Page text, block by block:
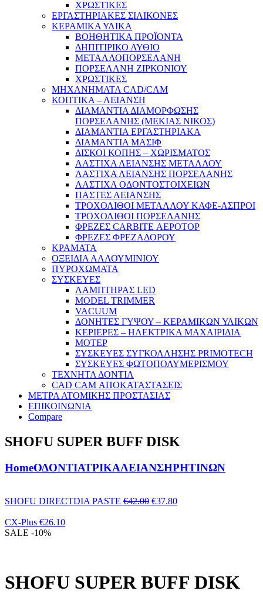
ΧΡΩΣΤΙΚΕΣ
ΕΡΓΑΣΤΗΡΙΑΚΕΣ ΣΙΛΙΚΟΝΕΣ
ΚΕΡΑΜΙΚΑ ΥΛΙΚΑ
ΒΟΗΘΗΤΙΚΑ ΠΡΟΪΟΝΤΑ
ΔΗΠΙΤΙΡΙΚΟ ΛΥΘΙΟ
ΜΕΤΑΛΛΟΠΟΡΣΕΛΑΝΗ
ΠΟΡΣΕΛΑΝΗ ΖΙΡΚΟΝΙΟΥ
ΧΡΩΣΤΙΚΕΣ
ΜΗΧΑΝΗΜΑΤΑ CAD/CAM
ΚΟΠΤΙΚΑ – ΛΕΙΑΝΣΗ
ΔΙΑΜΑΝΤΙΑ ΔΙΑΜΟΡΦΩΣΗΣ
ΠΟΡΣΕΛΑΝΗΣ (ΜΕΚΙΑΣ ΝΙΚΟΣ)
ΔΙΑΜΑΝΤΙΑ ΕΡΓΑΣΤΗΡΙΑΚΑ
ΔΙΑΜΑΝΤΙΑ ΜΑΣΙΦ
ΔΙΣΚΟΙ ΚΟΠΗΣ – ΧΩΡΙΣΜΑΤΟΣ
ΛΑΣΤΙΧΑ ΛΕΙΑΝΣΗΣ ΜΕΤΑΛΛΟΥ
ΛΑΣΤΙΧΑ ΛΕΙΑΝΣΗΣ ΠΟΡΣΕΛΑΝΗΣ
ΛΑΣΤΙΧΑ ΟΔΟΝΤΟΣΤΟΙΧΕΙΩΝ
ΠΑΣΤΕΣ ΛΕΙΑΝΣΗΣ
ΤΡΟΧΟΛΙΘΟΙ ΜΕΤΑΛΛΟΥ ΚΑΦΕ-ΑΣΠΡΟΙ
ΤΡΟΧΟΛΙΘΟΙ ΠΟΡΣΕΛΑΝΗΣ
ΦΡΕΖΕΣ CARBITE ΑΕΡΟΤΟΡ
ΦΡΕΖΕΣ ΦΡΕΖΑΔΟΡΟΥ
ΚΡΑΜΑΤΑ
ΟΞΕΙΔΙΑ ΑΛΛΟΥΜΙΝΙΟΥ
ΠΥΡΟΧΩΜΑΤΑ
ΣΥΣΚΕΥΕΣ
ΛΑΜΠΤΗΡΑΣ LED
MODEL TRIMMER
VACUUM
ΔΟΝΗΤΕΣ ΓΥΨΟΥ – ΚΕΡΑΜΙΚΩΝ ΥΛΙΚΩΝ
ΚΕΡΙΕΡΕΣ – ΗΛΕΚΤΡΙΚΑ ΜΑΧΑΙΡΙΔΙΑ
ΜΟΤΕΡ
ΣΥΣΚΕΥΕΣ ΣΥΓΚΟΛΛΗΣΗΣ PRIMOTECH
ΣΥΣΚΕΥΕΣ ΦΩΤΟΠΟΛΥΜΕΡΙΣΜΟΥ
ΤΕΧΝΗΤΑ ΔΟΝΤΙΑ
CAD CAM ΑΠΟΚΑΤΑΣΤΑΣΕΙΣ
ΜΕΤΡΑ ΑΤΟΜΙΚΗΣ ΠΡΟΣΤΑΣΙΑΣ
ΕΠΙΚΟΙΝΩΝΙΑ
Compare
SHOFU SUPER BUFF DISK
HomeΟΔΟΝΤΙΑΤΡΙΚΑΛΕΙΑΝΣΗΡΗΤΙΝΩΝ
SHOFU DIRECTDIA PASTE €42.00 Original
€37.80Η
CX-Plus €26.10
SALE -10%
SHOFU SUPER BUFF DISK